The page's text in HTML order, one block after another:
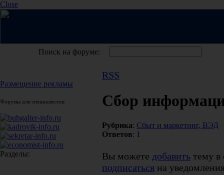
Close
Поиск на форуме:
Размещение рекламы
Форумы для специалистов:
Разделы:
RSS
Сбор
Рубрика: Сбыт и маркетинг, ВЭД
Ответов: 1
Вы можете добавить тему в
подписаться на